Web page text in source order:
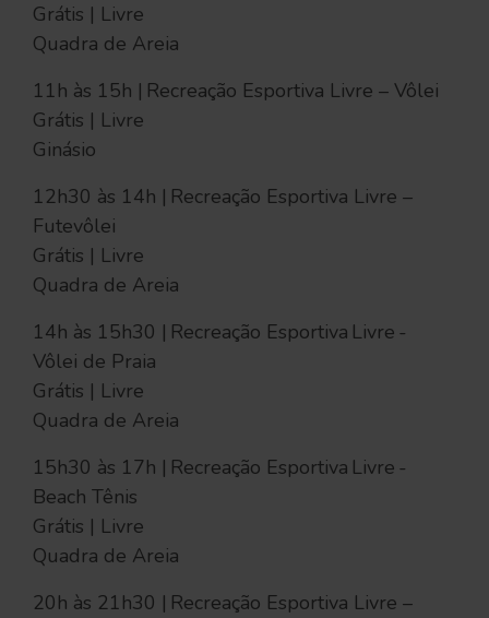
Grátis | Livre
Quadra de Areia
11h às 15h | Recreação Esportiva Livre – Vôlei
Grátis | Livre
Ginásio
12h30 às 14h | Recreação Esportiva Livre –
Futevôlei
Grátis | Livre
Quadra de Areia
14h às 15h30 | Recreação Esportiva Livre -
Vôlei de Praia
Grátis | Livre
Quadra de Areia
15h30 às 17h | Recreação Esportiva Livre -
Beach Tênis
Grátis | Livre
Quadra de Areia
20h às 21h30 | Recreação Esportiva Livre –